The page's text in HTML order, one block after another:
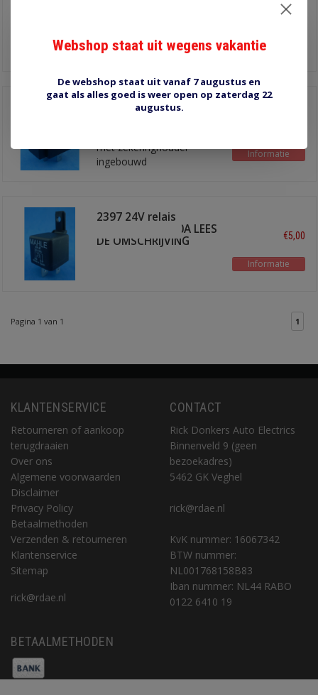
€5,90
Informatie
400102 relais
met zekeringhouder
ingebouwd
Informatie
2397 24V relais
maakkontakt 30A LEES
DE OMSCHRIJVING
€5,00
Informatie
Pagina 1 van 1 1
KLANTENSERVICE
Retourneren of aankoop
terugdraaien
Over ons
Algemene voorwaarden
Disclaimer
Privacy Policy
Betaalmethoden
Verzenden & retourneren
Klantenservice
Sitemap
rick@rdae.nl
CONTACT
Rick Donkers Auto Electrics
Binnenveld 9 (geen
bezoekadres)
5462 GK Veghel
rick@rdae.nl
KvK nummer: 16067342
BTW nummer:
NL001768158B83
Iban nummer: NL44 RABO
0122 6410 19
BETAALMETHODEN
Webshop staat uit wegens vakantie
De webshop staat uit vanaf 7 augustus en
gaat als alles goed is weer open op zaterdag 22
augustus.